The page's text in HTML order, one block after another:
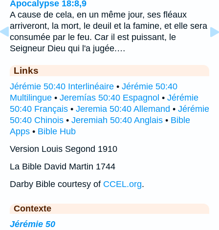
Apocalypse 18:8,9
A cause de cela, en un même jour, ses fléaux
arriveront, la mort, le deuil et la famine, et elle sera
consumée par le feu. Car il est puissant, le
Seigneur Dieu qui l'a jugée.…
Links
Jérémie 50:40 Interlinéaire • Jérémie 50:40
Multilingue • Jeremías 50:40 Espagnol • Jérémie
50:40 Français • Jeremia 50:40 Allemand • Jérémie
50:40 Chinois • Jeremiah 50:40 Anglais • Bible
Apps • Bible Hub
Version Louis Segond 1910
La Bible David Martin 1744
Darby Bible courtesy of CCEL.org.
Contexte
Jérémie 50